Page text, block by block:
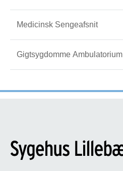
Medicinsk Sengeafsnit
Gigtsygdomme Ambulatorium